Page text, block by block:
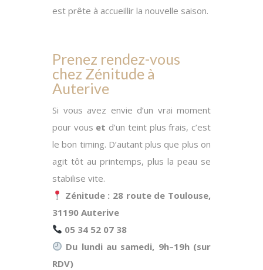
est prête à accueillir la nouvelle saison.
Prenez rendez-vous
chez Zénitude à
Auterive
Si vous avez envie d’un vrai moment
pour vous et d’un teint plus frais, c’est
le bon timing. D’autant plus que plus on
agit tôt au printemps, plus la peau se
stabilise vite.
Zénitude : 28 route de Toulouse,
31190 Auterive
05 34 52 07 38
Du lundi au samedi, 9h–19h (sur
RDV)